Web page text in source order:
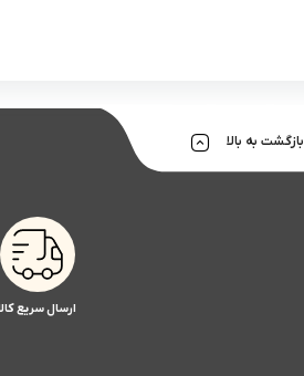
بازگشت به بالا
ارسال سریع